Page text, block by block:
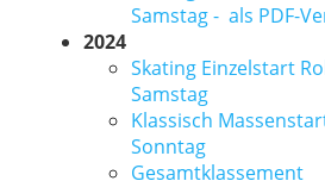
Samstag - als PDF-
2024
Skating Einzelstart
Samstag
Klassisch
Sonntag
Gesamtklassement